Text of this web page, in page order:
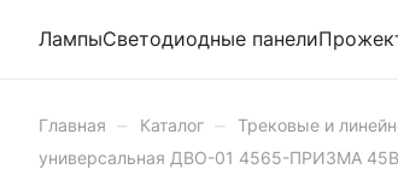
ЛампыСветодиодные панели
Главная – Каталог – Трековые и
универсальная ДВО-01 4565-ПРИЗМА